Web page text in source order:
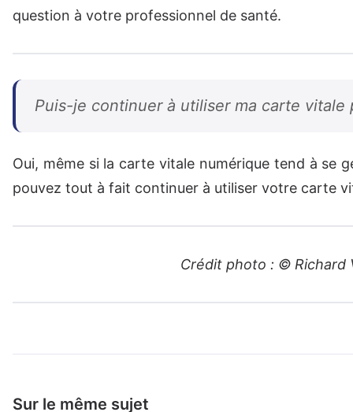
question à votre professionnel de santé.
Puis-je continuer à utiliser ma carte vitale
Oui, même si la carte vitale numérique tend à se
pouvez tout à fait continuer à utiliser votre carte
Crédit photo : © Richard
Sur le même sujet